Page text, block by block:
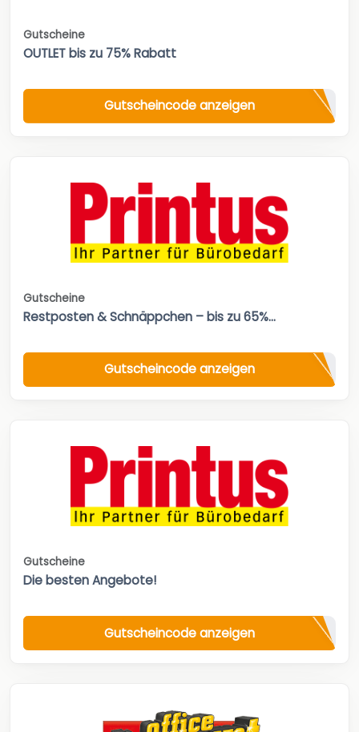
Gutscheine
OUTLET bis zu 75% Rabatt
Gutscheincode anzeigen
Gutscheine
Restposten & Schnäppchen – bis zu 65%...
Gutscheincode anzeigen
Gutscheine
Die besten Angebote!
Gutscheincode anzeigen